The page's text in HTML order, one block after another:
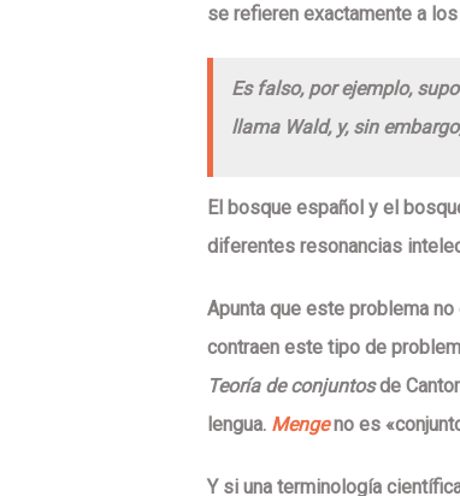
se refieren exactamente a
Es falso, por ejemplo,
llama Wald, y, sin
El bosque español y el
diferentes resonancias
Apunta que este problema
contraen este tipo de
Teoría de conjuntosde
lengua. Mengeno es
Y si una terminología